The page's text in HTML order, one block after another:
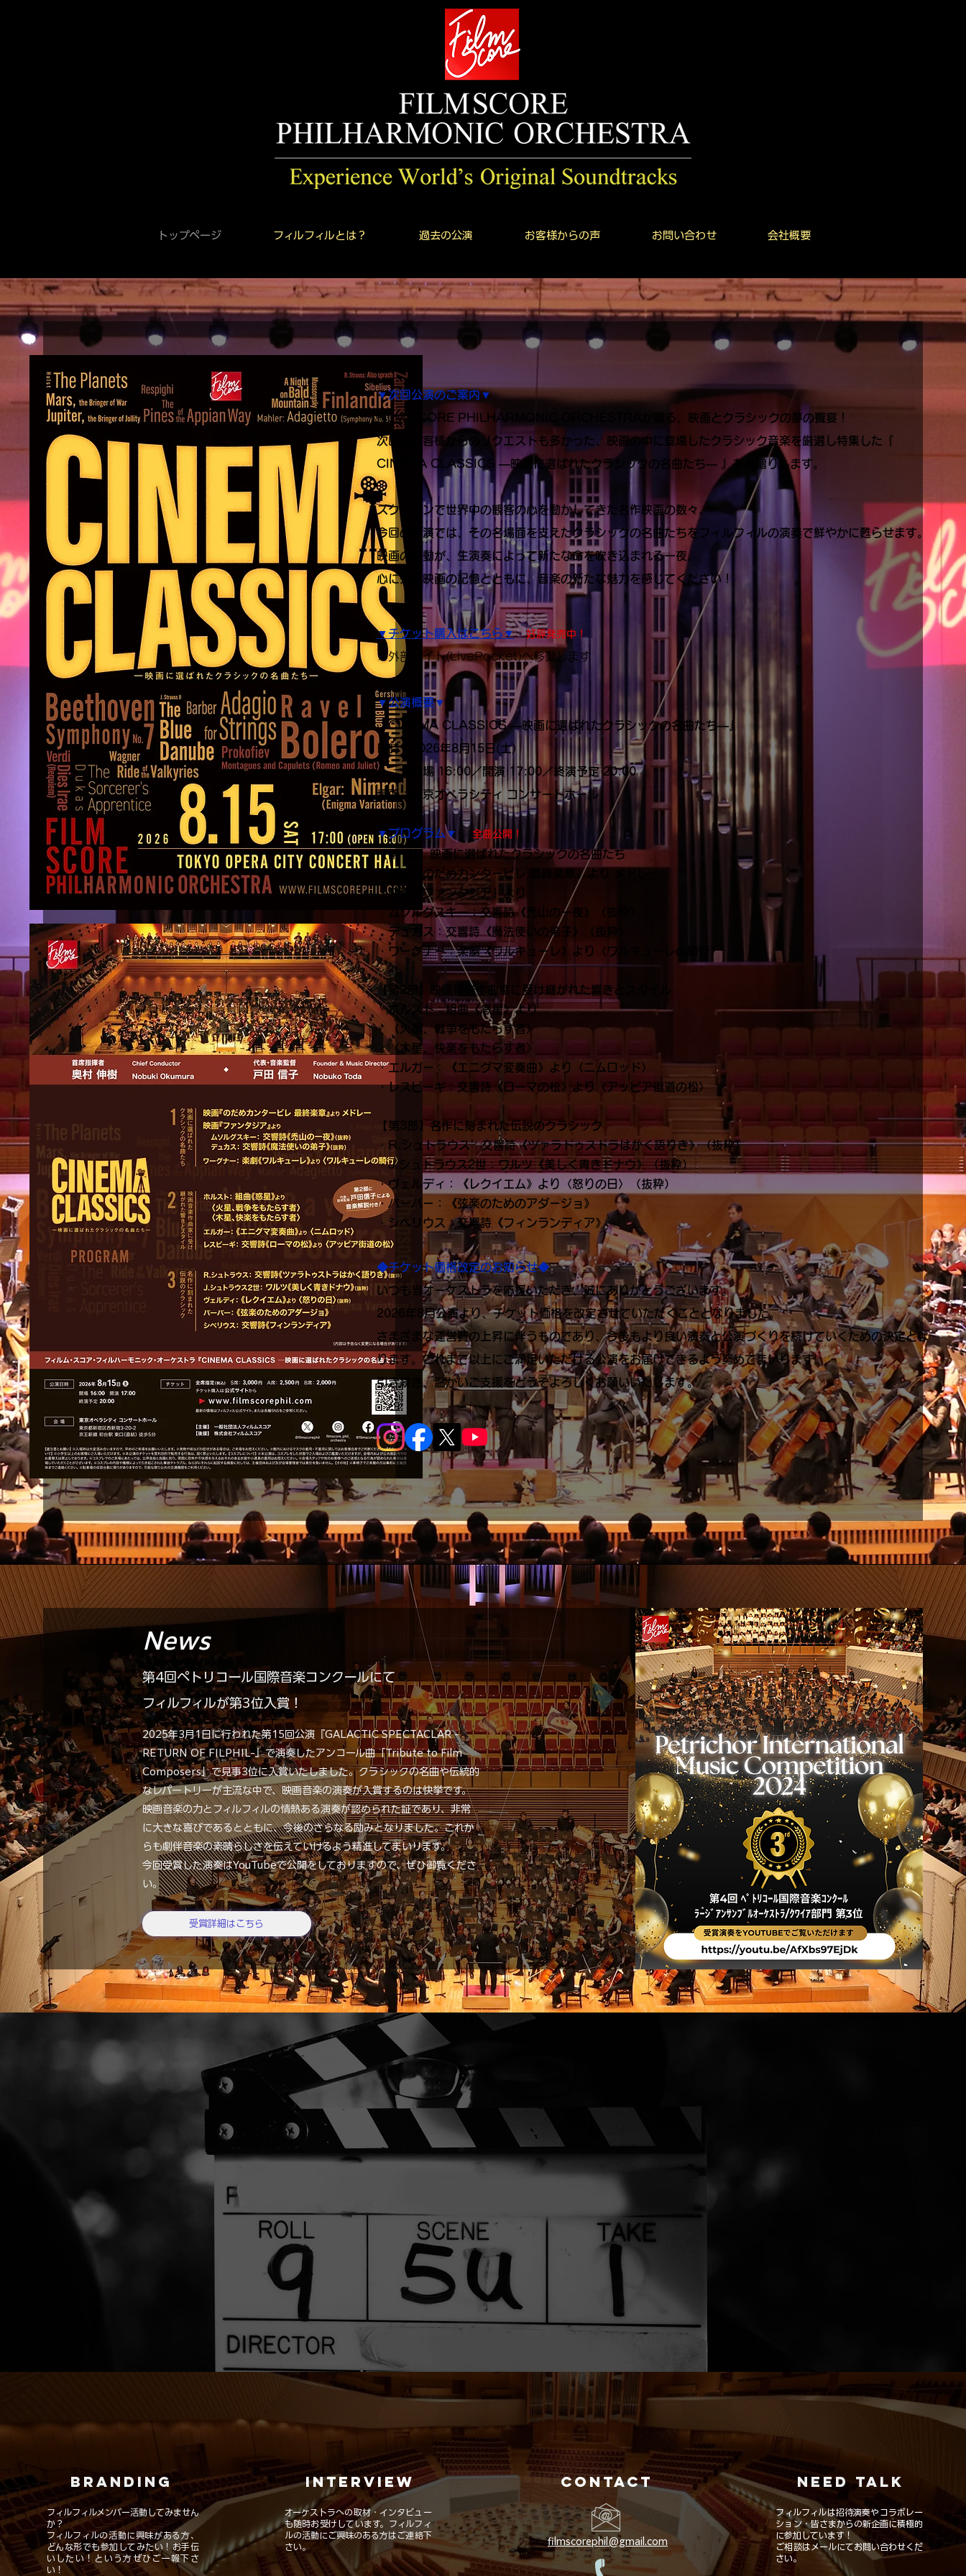
トップページ フィルフィルとは？ 過去の公演 お客様からの声 お問い合わせ 会社概要
▼次回公演のご案内▼
​FILM SCORE PHILHARMONIC ORCHESTRAが贈る、映画とクラシックの夢の饗宴！
次回はお客様からのリクエストも多かった、映画の中に登場したクラシック音楽を厳選し特集した『
CINEMA CLASSICS ―映画に選ばれたクラシックの名曲たち― 』をお贈りします。
スクリーンで世界中の観客の心を動かしてきた名作映画の数々。
今回の公演では、その名場面を支えたクラシックの名曲たちをフィルフィルの演奏で鮮やかに甦らせます。
映画の感動が、生演奏によって新たな命を吹き込まれる一夜。
心に残る映画の記憶とともに、音楽の新たな魅力を感じてください！
▼チケット購入はこちら ▼ 好評発売中！
※外部サイト(LivePocket)へ移動します
▼公演概要▼
『CINEMA CLASSICS ―映画に選ばれたクラシックの名曲たち―』
日時：2026年8月15日(土)
開場 16:00／開演 17:00／終演予定 20:00
場所：東京オペラシティ コンサートホール
▼プログラム▼ 全曲公開！
【第1部】映画に選ばれたクラシックの名曲たち
・映画『のだめカンタービレ 最終楽章』より メドレー
・映画『ファンタジア』より
ムソルグスキー：交響詩《禿山の一夜》（抜粋）
デュカス：交響詩《魔法使いの弟子》（抜粋）
・ワーグナー：楽劇《ワルキューレ》より〈ワルキューレの騎行〉
【第2部】映画音楽作曲家に受け継がれた響きとスタイル
・ホルスト：組曲《惑星》より
〈火星、戦争をもたらす者〉
〈木星、快楽をもたらす者〉
・エルガー：《エニグマ変奏曲》より〈ニムロッド〉
・レスピーギ：交響詩《ローマの松》より〈アッピア街道の松〉
【第3部】名作に刻まれた伝説のクラシック
・R.シュトラウス：交響詩《ツァラトゥストラはかく語りき》（抜粋）
・J.シュトラウス2世：ワルツ《美しく青きドナウ》（抜粋）
・ヴェルディ：《レクイエム》より〈怒りの日〉（抜粋）
・バーバー：《弦楽のためのアダージョ》
・シベリウス：交響詩《フィンランディア》
◆チケット価格改定のお知らせ◆
いつも当オーケストラを応援いただき、誠にありがとうございます。
​2026年8月公演より、チケット価格を改定させていただくこととなりました。
さまざまな運営費の上昇に伴うものであり、今後もより良い演奏と公演づくりを続けていくための決定とな
ります。これまで以上にご満足いただける公演をお届けできるよう努めてまいります。
引き続き、温かいご支援をどうぞよろしくお願いいたします。
News
第4回ペトリコール国際音楽コンクールにて
フィルフィルが第3位入賞！
2025年3月1日に行われた第15回公演『GALACTIC SPECTACLAR -
RETURN OF FILPHIL-』で演奏したアンコール曲「Tribute to Film
Composers」で見事3位に入賞いたしました。クラシックの名曲や伝統的
なレパートリーが主流な中で、映画音楽の演奏が入賞するのは快挙です。
映画音楽の力とフィルフィルの情熱ある演奏が認められた証であり、非常
に大きな喜びであるとともに、今後のさらなる励みとなりました。これか
らも劇伴音楽の素晴らしさを伝えていけるよう精進してまいります。
​今回受賞した演奏はYouTubeで公開をしておりますので、ぜひ御覧くださ
い。
受賞詳細はこちら
Branding
フィルフィルメンバー活動してみません
か？
フィルフィルの活動に興味がある方、
どんな形でも参加してみたい！お手伝
いしたい！という方ぜひご一報下さ
い！
INTERVIEW
オーケストラへの取材・インタビュー
も随時お受けしています。フィルフィ
ルの活動にご興味のある方はご連絡下
さい。
CONTACT
filmscorephil@gmail.com
NEED TALK
フィルフィルは招待演奏やコラボレー
ション・皆さまからの新企画に積極的
に参加しています！
ご相談はメールにてお問い合わせくだ
さい。